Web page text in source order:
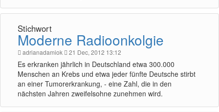
Stichwort
Moderne Radioonkolgie
adrianadamiok 21 Dec, 2012 13:12
Es erkranken jährlich in Deutschland etwa 300.000
Menschen an Krebs und etwa jeder fünfte Deutsche stirbt
an einer Tumorerkrankung, - eine Zahl, die in den
nächsten Jahren zweifelsohne zunehmen wird.